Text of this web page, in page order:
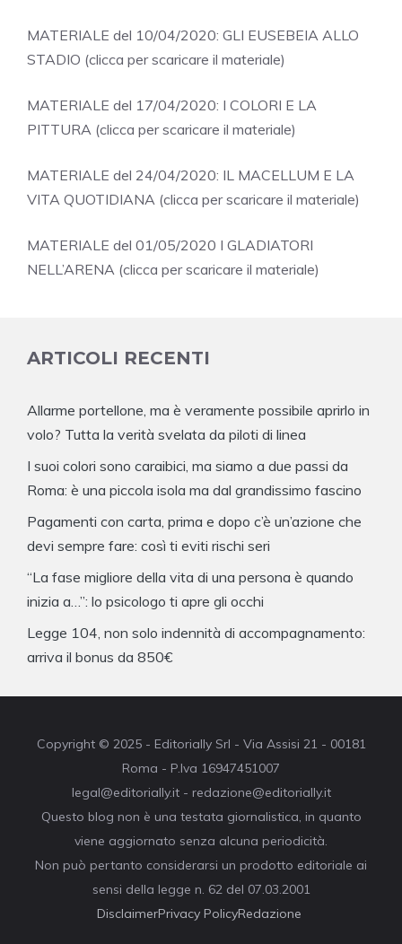
MATERIALE del 10/04/2020: GLI EUSEBEIA ALLO
STADIO (clicca per scaricare il materiale)
MATERIALE del 17/04/2020: I COLORI E LA
PITTURA (clicca per scaricare il materiale)
MATERIALE del 24/04/2020: IL MACELLUM E LA
VITA QUOTIDIANA (clicca per scaricare il materiale)
MATERIALE del 01/05/2020 I GLADIATORI
NELL’ARENA (clicca per scaricare il materiale)
ARTICOLI RECENTI
Allarme portellone, ma è veramente possibile aprirlo in
volo? Tutta la verità svelata da piloti di linea
I suoi colori sono caraibici, ma siamo a due passi da
Roma: è una piccola isola ma dal grandissimo fascino
Pagamenti con carta, prima e dopo c’è un’azione che
devi sempre fare: così ti eviti rischi seri
“La fase migliore della vita di una persona è quando
inizia a…”: lo psicologo ti apre gli occhi
Legge 104, non solo indennità di accompagnamento:
arriva il bonus da 850€
Copyright © 2025 - Editorially Srl - Via Assisi 21 - 00181
Roma - P.Iva 16947451007
legal@editorially.it - redazione@editorially.it
Questo blog non è una testata giornalistica, in quanto
viene aggiornato senza alcuna periodicità.
Non può pertanto considerarsi un prodotto editoriale ai
sensi della legge n. 62 del 07.03.2001
DisclaimerPrivacy PolicyRedazione